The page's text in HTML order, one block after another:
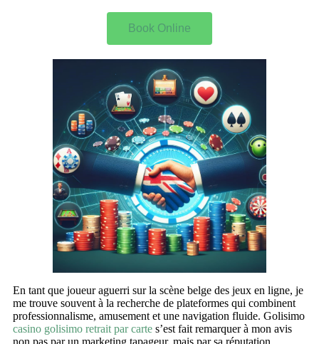
Book Online
En tant que joueur aguerri sur la scène belge des jeux en ligne, je
me trouve souvent à la recherche de plateformes qui combinent
professionnalisme, amusement et une navigation fluide. Golisimo
casino golisimo retrait par carte s’est fait remarquer à mon avis
non pas par un marketing tapageur, mais par sa réputation